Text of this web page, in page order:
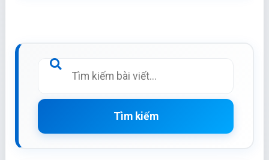
Tìm kiếm